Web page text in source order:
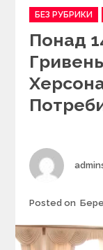
C
a
e
g
o
r
i
БЕЗ РУБРИКИ
Понад
Posted on